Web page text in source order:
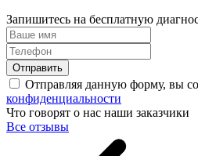
Запишитесь на бесплатную
Отправить
Отправляя данную форму, вы
конфиденциальности
Что говорят о нас наши заказчики
Все отзывы